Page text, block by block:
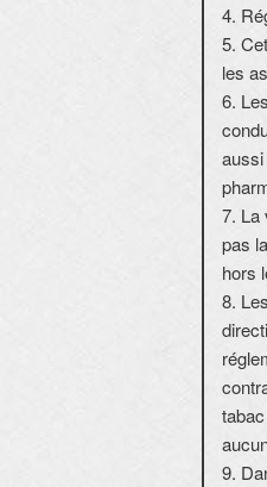
4.
5.
les
6.
7. La
pas
hors
8.
9.